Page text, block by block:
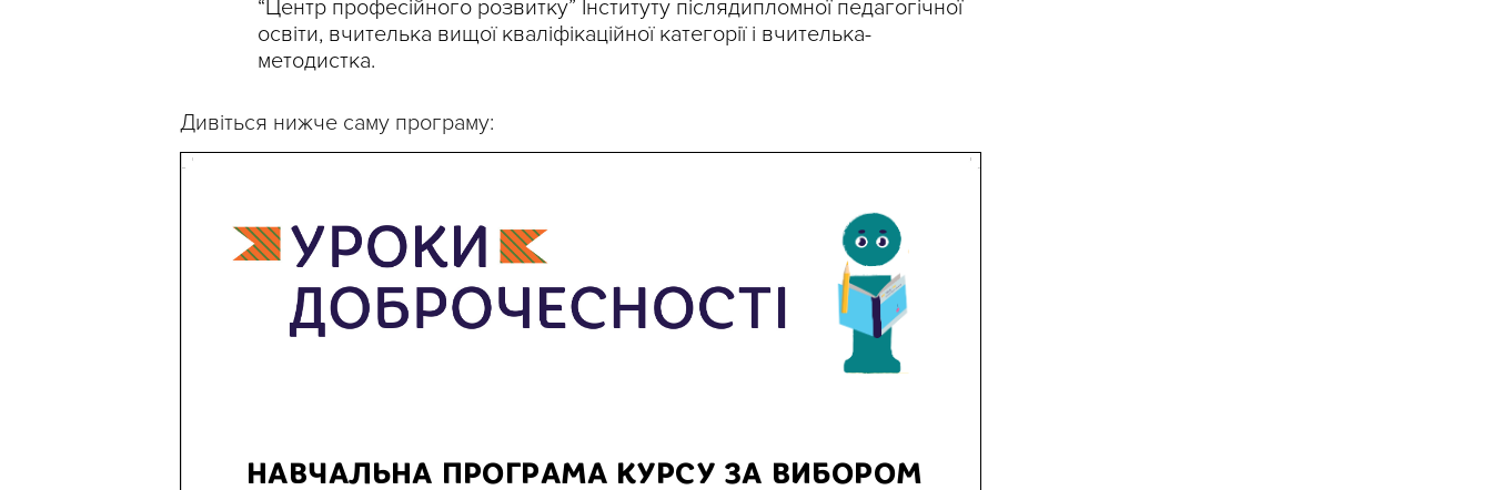
“Центр професійного розвитку” Інституту післядипломної педагогічної
освіти, вчителька вищої кваліфікаційної категорії і вчителька-
методистка.
Дивіться нижче саму програму: